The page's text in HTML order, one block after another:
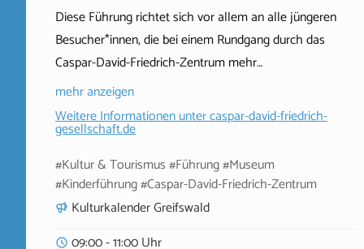
Diese Führung richtet sich vor allem an alle jüngeren
Besucher*innen, die bei einem Rundgang durch das
Caspar-David-Friedrich-Zentrum mehr…
mehr anzeigen
Weitere Informationen untercaspar-david-friedrich-
gesellschaft.de
#Kultur & Tourismus #Führung #Museum
#Kinderführung #Caspar-David-Friedrich-Zentrum
Kulturkalender Greifswald
09:00 - 11:00 Uhr